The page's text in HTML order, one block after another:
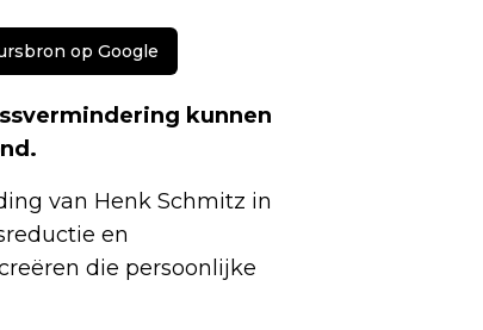
op Google
kunnen
van Henk Schmitz in
en
die persoonlijke